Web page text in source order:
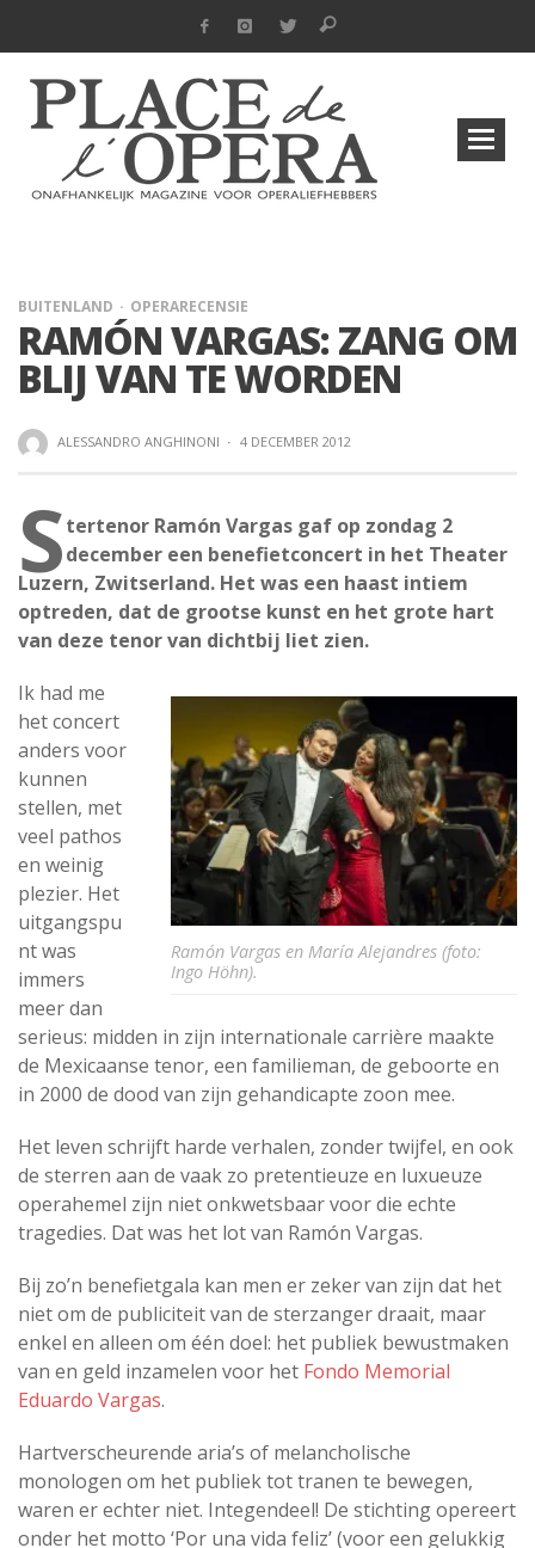
BUITENLAND OPERARECENSIE
RAMÓN VARGAS: ZANG OM
BLIJ VAN TE WORDEN
ALESSANDRO ANGHINONI · 4 DECEMBER 2012
Stertenor Ramón Vargas gaf op zondag 2
december een benefietconcert in het Theater
Luzern, Zwitserland. Het was een haast intiem
optreden, dat de grootse kunst en het grote hart
van deze tenor van dichtbij liet zien.
Ramón Vargas en María Alejandres (foto:
Ingo Höhn).
Ik had me
het concert
anders voor
kunnen
stellen, met
veel pathos
en weinig
plezier. Het
uitgangspu
nt was
immers
meer dan
serieus: midden in zijn internationale carrière maakte
de Mexicaanse tenor, een familieman, de geboorte en
in 2000 de dood van zijn gehandicapte zoon mee.
Het leven schrijft harde verhalen, zonder twijfel, en ook
de sterren aan de vaak zo pretentieuze en luxueuze
operahemel zijn niet onkwetsbaar voor die echte
tragedies. Dat was het lot van Ramón Vargas.
Bij zo’n benefietgala kan men er zeker van zijn dat het
niet om de publiciteit van de sterzanger draait, maar
enkel en alleen om één doel: het publiek bewustmaken
van en geld inzamelen voor het Fondo Memorial
Eduardo Vargas.
Hartverscheurende aria’s of melancholische
monologen om het publiek tot tranen te bewegen,
waren er echter niet. Integendeel! De stichting opereert
onder het motto ‘Por una vida feliz’ (voor een gelukkig